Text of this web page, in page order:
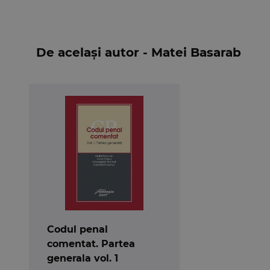
De același autor - Matei Basarab
Codul penal
comentat. Partea
generala vol. 1